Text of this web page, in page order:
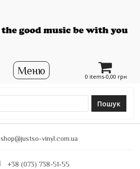
0 items-0,00 грн
Пошук
shop@justso-vinyl.com.ua
+38 (073) 738-51-55